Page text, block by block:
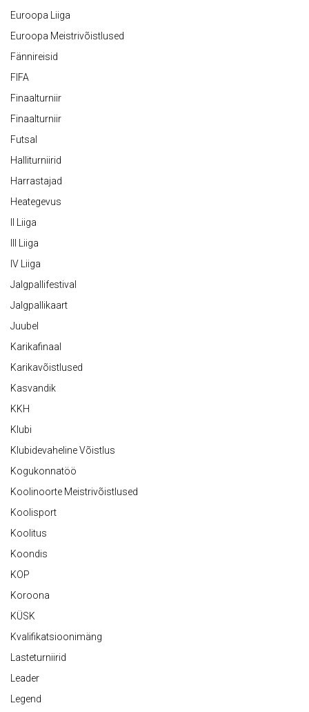
Euroopa Liiga
Euroopa Meistrivõistlused
Fännireisid
FIFA
Finaalturniir
Finaalturniir
Futsal
Halliturniirid
Harrastajad
Heategevus
II Liiga
III Liiga
IV Liiga
Jalgpallifestival
Jalgpallikaart
Juubel
Karikafinaal
Karikavõistlused
Kasvandik
KKH
Klubi
Klubidevaheline Võistlus
Kogukonnatöö
Koolinoorte Meistrivõistlused
Koolisport
Koolitus
Koondis
KOP
Koroona
KÜSK
Kvalifikatsioonimäng
Lasteturniirid
Leader
Legend